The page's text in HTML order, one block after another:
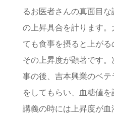
るお医者さんの真面目
の上昇具合を計ります。
ても食事を摂ると上が
その上昇度が顕著です
事の後、吉本興業のベ
をしてもらい、血糖値
講義の時には上昇度が